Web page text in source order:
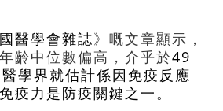
醫學會雜誌》嘅文章顯示，
齡中位數偏高，介乎於49
學界就估計係因免疫反應
疫力是防疫關鍵之一。